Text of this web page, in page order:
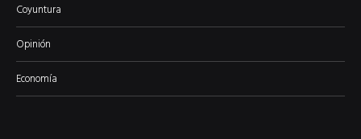
Coyuntura
Opinión
Economía